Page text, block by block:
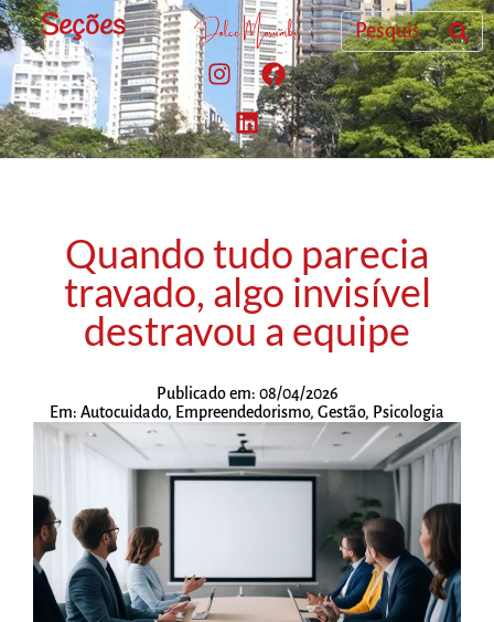
Seções
Quando tudo parecia
travado, algo invisível
destravou a equipe
Publicado em: 08/04/2026
Em: Autocuidado, Empreendedorismo, Gestão, Psicologia